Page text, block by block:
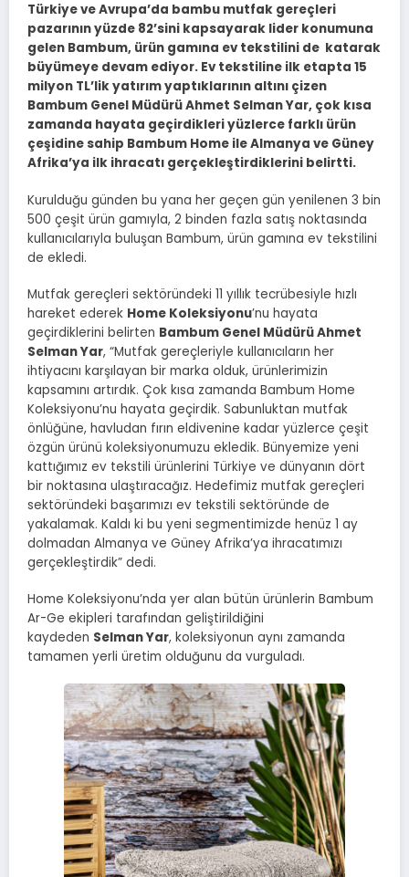
Türkiye ve Avrupa’da bambu mutfak gereçleri
pazarının yüzde 82’sini kapsayarak lider konumuna
gelen Bambum, ürün gamına ev tekstilini de katarak
büyümeye devam ediyor. Ev tekstiline ilk etapta 15
milyon TL’lik yatırım yaptıklarının altını çizen
Bambum Genel Müdürü Ahmet Selman Yar, çok kısa
zamanda hayata geçirdikleri yüzlerce farklı ürün
çeşidine sahip Bambum Home ile Almanya ve Güney
Afrika’ya ilk ihracatı gerçekleştirdiklerini belirtti.
Kurulduğu günden bu yana her geçen gün yenilenen 3 bin
500 çeşit ürün gamıyla, 2 binden fazla satış noktasında
kullanıcılarıyla buluşan Bambum, ürün gamına ev tekstilini
de ekledi.
Mutfak gereçleri sektöründeki 11 yıllık tecrübesiyle hızlı
hareket ederek Home Koleksiyonu’nu hayata
geçirdiklerini belirten Bambum Genel Müdürü Ahmet
Selman Yar, “Mutfak gereçleriyle kullanıcıların her
ihtiyacını karşılayan bir marka olduk, ürünlerimizin
kapsamını artırdık. Çok kısa zamanda Bambum Home
Koleksiyonu’nu hayata geçirdik. Sabunluktan mutfak
önlüğüne, havludan fırın eldivenine kadar yüzlerce çeşit
özgün ürünü koleksiyonumuzu ekledik. Bünyemize yeni
kattığımız ev tekstili ürünlerini Türkiye ve dünyanın dört
bir noktasına ulaştıracağız. Hedefimiz mutfak gereçleri
sektöründeki başarımızı ev tekstili sektöründe de
yakalamak. Kaldı ki bu yeni segmentimizde henüz 1 ay
dolmadan Almanya ve Güney Afrika’ya ihracatımızı
gerçekleştirdik” dedi.
Home Koleksiyonu’nda yer alan bütün ürünlerin Bambum
Ar-Ge ekipleri tarafından geliştirildiğini
kaydeden Selman Yar, koleksiyonun aynı zamanda
tamamen yerli üretim olduğunu da vurguladı.